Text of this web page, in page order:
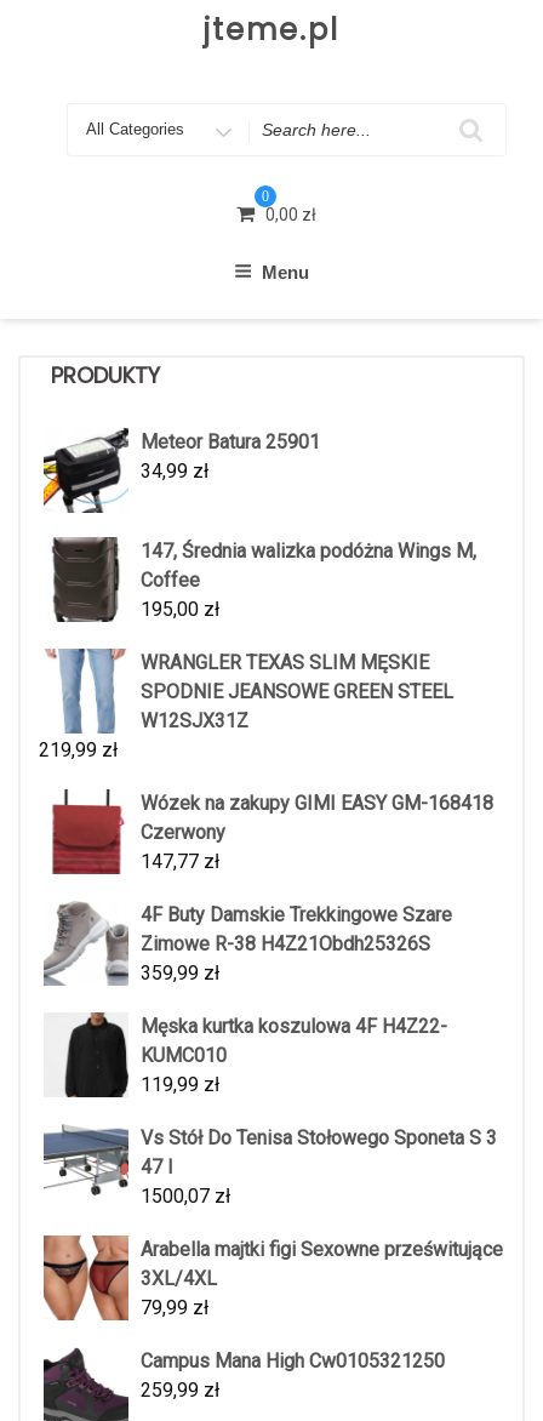
jteme.pl
Search
0
0,00 zł
Menu
PRODUKTY
Meteor Batura 25901
34,99 zł
147, Średnia walizka podóżna Wings M,
Coffee
195,00 zł
WRANGLER TEXAS SLIM MĘSKIE
SPODNIE JEANSOWE GREEN STEEL
W12SJX31Z
219,99 zł
Wózek na zakupy GIMI EASY GM-168418
Czerwony
147,77 zł
4F Buty Damskie Trekkingowe Szare
Zimowe R-38 H4Z21Obdh25326S
359,99 zł
Męska kurtka koszulowa 4F H4Z22-
KUMC010
119,99 zł
Vs Stół Do Tenisa Stołowego Sponeta S 3
47 I
1500,07 zł
Arabella majtki figi Sexowne prześwitujące
3XL/4XL
79,99 zł
Campus Mana High Cw0105321250
259,99 zł